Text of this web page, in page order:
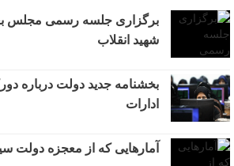
برگزاری جلسه رسمی مجلس بعد
شهید انقلاب
بخشنامه جدید دولت درباره
ادارات
آمارهایی که از معجزه دولت